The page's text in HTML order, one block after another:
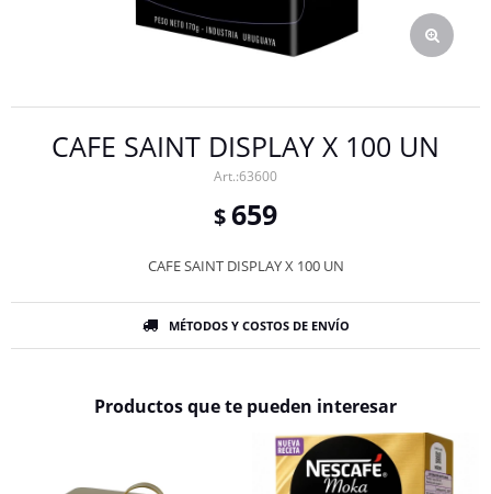
CAFE SAINT DISPLAY X 100 UN
63600
$659
CAFE SAINT DISPLAY X 100 UN
MÉTODOS Y COSTOS DE ENVÍO
Productos que te pueden interesar